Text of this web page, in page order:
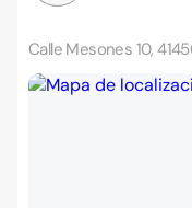
Calle Mesones 10,